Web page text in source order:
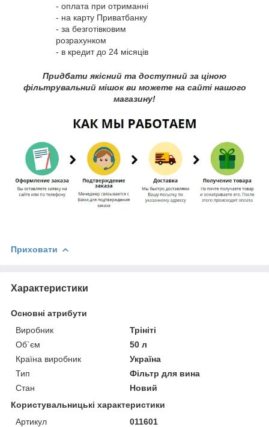
- оплата при отриманні
- на карту Приватбанку
- за безготівковим
розрахунком
- в кредит до 24 місяців
Придбати якісний та доступний за ціною
фільтрувальний мішок ви можете на сайті нашого
магазину!
Приховати
Характеристики
Основні атрибути
Виробник
Трініті
Об`єм
50 л
Країна виробник
Україна
Тип
Фільтр для вина
Стан
Новий
Користувальницькі характеристики
Артикул
011601